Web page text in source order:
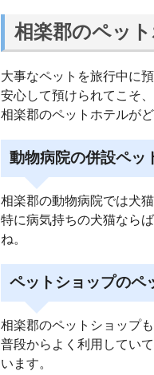
相楽郡のペッ
大事なペットを旅行中に
安心して預けられてこそ
相楽郡のペットホテルが
動物病院の併設ペッ
相楽郡の動物病院では犬
特に病気持ちの犬猫なら
ね。
ペットショップのペ
相楽郡のペットショップ
普段からよく利用してい
います。